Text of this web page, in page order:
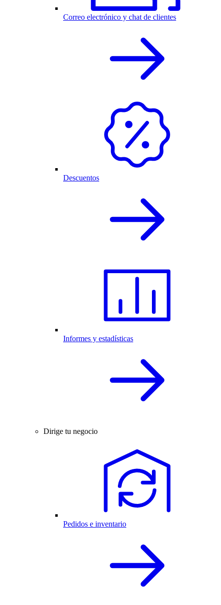
Correo electrónico y chat de clientes
Descuentos
Informes y estadísticas
Dirige tu negocio
Pedidos e inventario